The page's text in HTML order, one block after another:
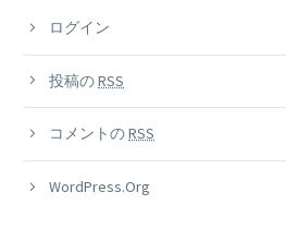
ログイン
投稿のRSS
コメントのRSS
WordPress.org